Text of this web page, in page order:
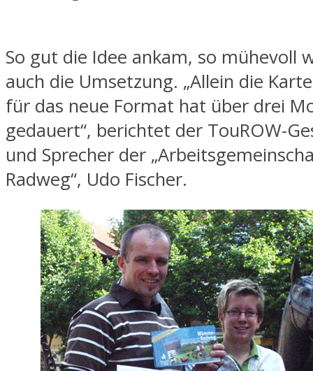
So gut die Idee ankam, so mühevoll
auch die Umsetzung. „Allein die
für das neue Format hat über drei
gedauert“, berichtet der TouROW-
und Sprecher der
Radweg“, Udo Fischer.